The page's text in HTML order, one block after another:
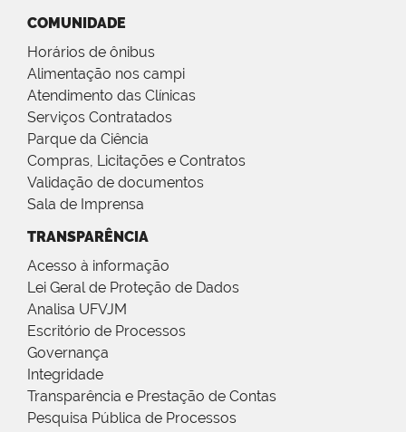
COMUNIDADE
Horários de ônibus
Alimentação nos campi
Atendimento das Clínicas
Serviços Contratados
Parque da Ciência
Compras, Licitações e Contratos
Validação de documentos
Sala de Imprensa
TRANSPARÊNCIA
Acesso à informação
Lei Geral de Proteção de Dados
Analisa UFVJM
Escritório de Processos
Governança
Integridade
Transparência e Prestação de Contas
Pesquisa Pública de Processos